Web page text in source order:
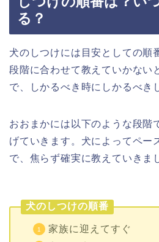
る？
犬のしつけには目安としての順
段階に合わせて教えていかない
で、しかるべき時にしかるべき
おおまかには以下のような段階
げていきます。犬によってペー
で、焦らず確実に教えていきま
犬のしつけの順番
家族に迎えてすぐ